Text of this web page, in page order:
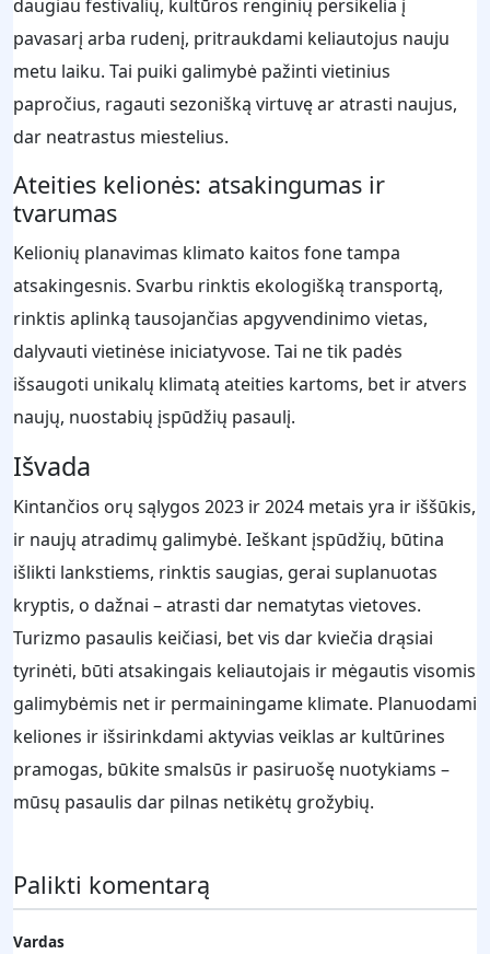
daugiau festivalių, kultūros renginių persikelia į
pavasarį arba rudenį, pritraukdami keliautojus nauju
metu laiku. Tai puiki galimybė pažinti vietinius
papročius, ragauti sezonišką virtuvę ar atrasti naujus,
dar neatrastus miestelius.
Ateities kelionės: atsakingumas ir
tvarumas
Kelionių planavimas klimato kaitos fone tampa
atsakingesnis. Svarbu rinktis ekologišką transportą,
rinktis aplinką tausojančias apgyvendinimo vietas,
dalyvauti vietinėse iniciatyvose. Tai ne tik padės
išsaugoti unikalų klimatą ateities kartoms, bet ir atvers
naujų, nuostabių įspūdžių pasaulį.
Išvada
Kintančios orų sąlygos 2023 ir 2024 metais yra ir iššūkis,
ir naujų atradimų galimybė. Ieškant įspūdžių, būtina
išlikti lankstiems, rinktis saugias, gerai suplanuotas
kryptis, o dažnai – atrasti dar nematytas vietoves.
Turizmo pasaulis keičiasi, bet vis dar kviečia drąsiai
tyrinėti, būti atsakingais keliautojais ir mėgautis visomis
galimybėmis net ir permainingame klimate. Planuodami
keliones ir išsirinkdami aktyvias veiklas ar kultūrines
pramogas, būkite smalsūs ir pasiruošę nuotykiams –
mūsų pasaulis dar pilnas netikėtų grožybių.
Palikti komentarą
Vardas